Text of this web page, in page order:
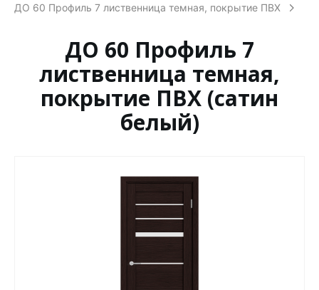
ДО 60 Профиль 7 лиственница темная, покрытие ПВХ
ДО 60 Профиль 7
лиственница темная,
покрытие ПВХ (сатин
белый)